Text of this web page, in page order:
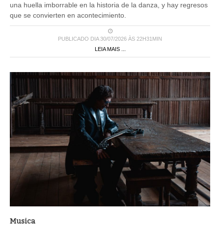
una huella imborrable en la historia de la danza, y hay regresos
que se convierten en acontecimiento.
PUBLICADO DIA 30/07/2026 ÀS 22H31MIN
LEIA MAIS ...
Musica